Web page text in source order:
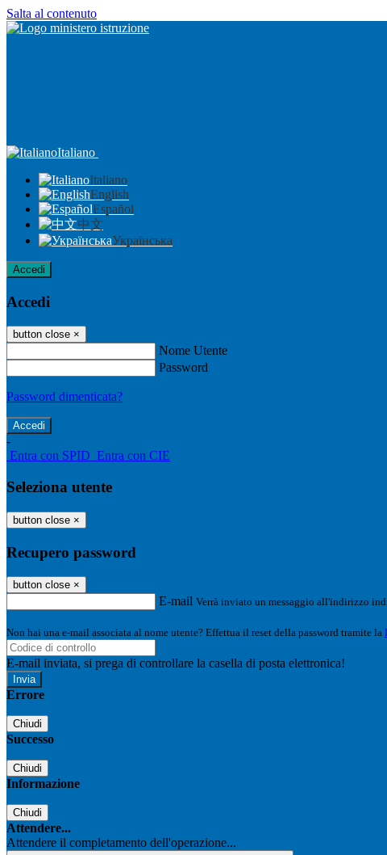
Salta al contenuto
Italiano
Italiano
English
Español
中文
Українська
Accedi
Accedi
button close ×
Nome Utente
Password
Password dimenticata?
-
Entra con SPID Entra con CIE
Seleziona utente
button close ×
Recupero password
button close ×
E-mail Verrà inviato un messaggio all'indirizzo
Non hai una e-mail associata al nome utente? Effettua il reset della password tramite la
E-mail inviata, si prega di controllare la casella di posta elettronica!
Errore
Chiudi
Successo
Chiudi
Informazione
Chiudi
Attendere...
Attendere il completamento dell'operazione...